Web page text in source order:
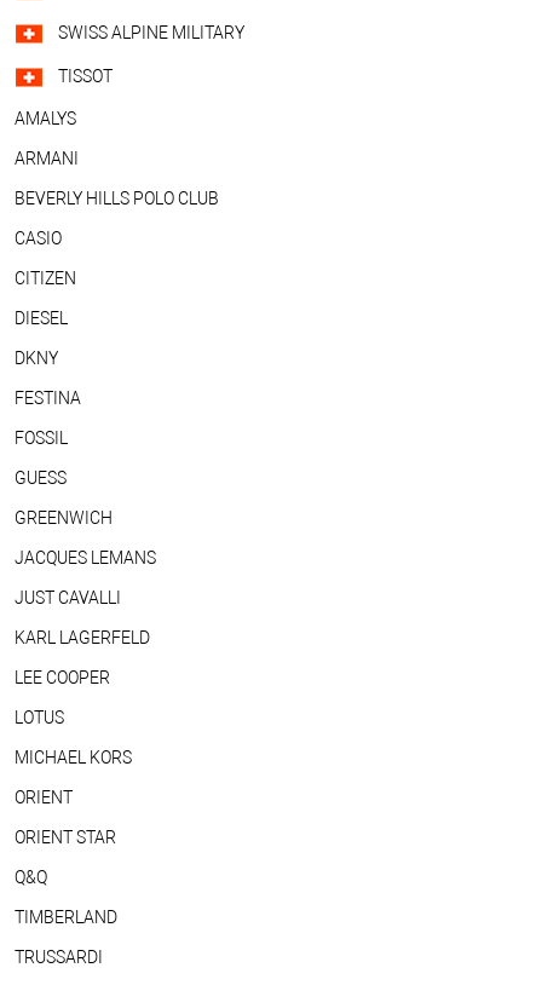
SWISS ALPINE MILITARY
TISSOT
AMALYS
ARMANI
BEVERLY HILLS POLO CLUB
CASIO
CITIZEN
DIESEL
DKNY
FESTINA
FOSSIL
GUESS
GREENWICH
JACQUES LEMANS
JUST CAVALLI
KARL LAGERFELD
LEE COOPER
LOTUS
MICHAEL KORS
ORIENT
ORIENT STAR
Q&Q
TIMBERLAND
TRUSSARDI